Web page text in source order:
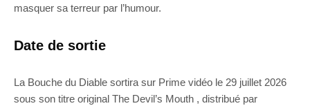
masquer sa terreur par l’humour.
Date de sortie
La Bouche du Diable sortira sur Prime vidéo le 29 juillet 2026
sous son titre original The Devil’s Mouth , distribué par